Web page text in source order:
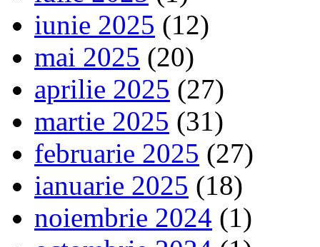
iunie 2025 (12)
mai 2025 (20)
aprilie 2025 (27)
martie 2025 (31)
februarie 2025 (27)
ianuarie 2025 (18)
noiembrie 2024 (1)